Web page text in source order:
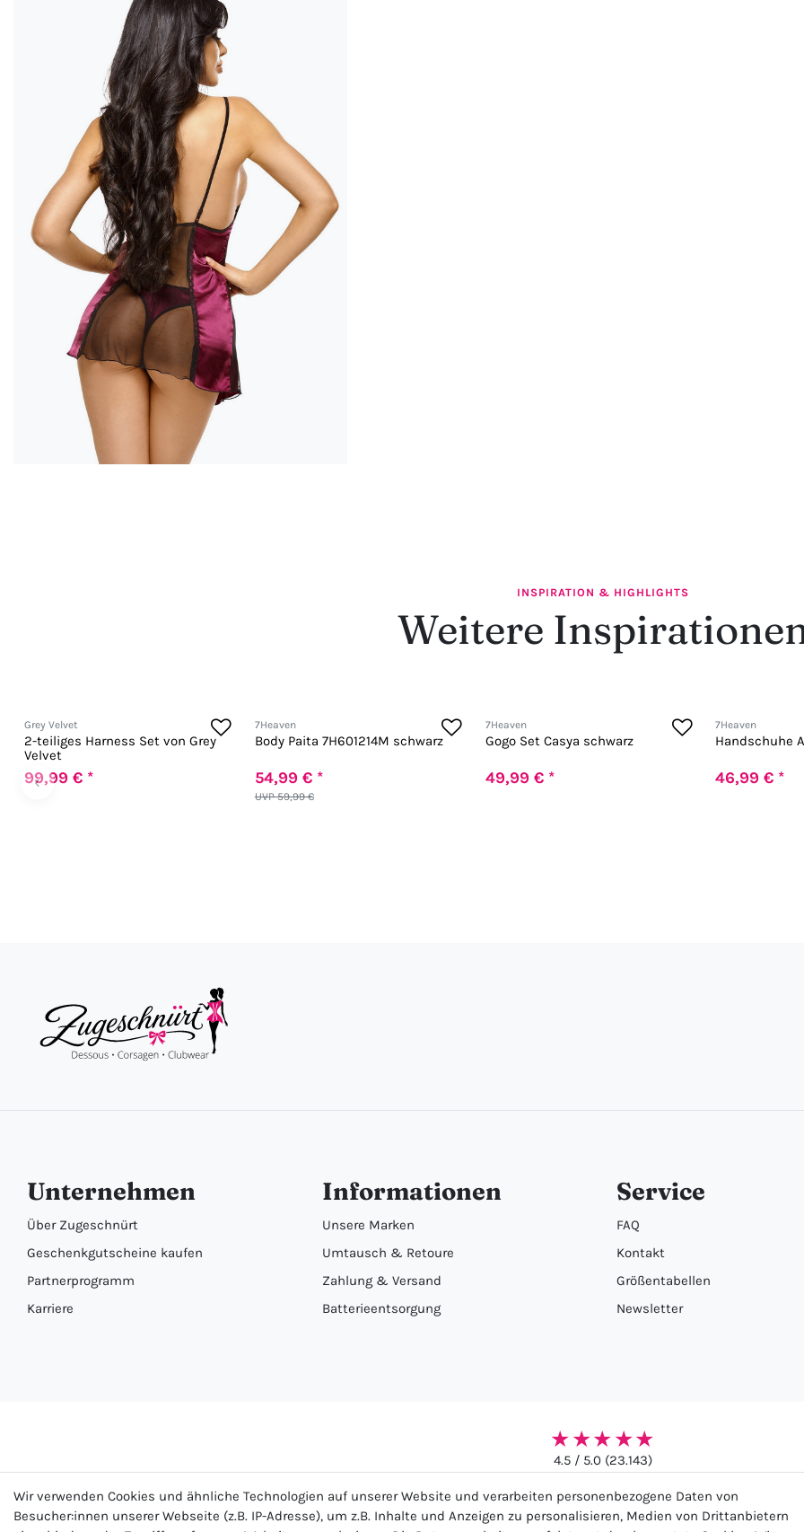
INSPIRATION & HIGHLIGHTS
Weitere
‹
Grey Velvet
2-teiliges Harness Set von Grey
Velvet
99,99 € *
7Heaven
Body Paita 7H601214M schwarz
UVP 59,99 €
54,99 € *
7Heaven
Gogo Set Casya schwarz
49,99 € *
7Heaven
Handschuhe
46,99 € *
Unternehmen
Über Zugeschnürt
Geschenkgutscheine kaufen
Partnerprogramm
Karriere
Informationen
Unsere Marken
Umtausch & Retoure
Zahlung & Versand
Batterieentsorgung
Service
FAQ
Kontakt
Größentabellen
Newsletter
★★★★★
4.5 / 5.0 (23.143)
Wir verwenden Cookies und ähnliche Technologien auf unserer Website und verarbeiten personenbezogene Daten von
Besucher:innen unserer Webseite (z.B. IP-Adresse), um z.B. Inhalte und Anzeigen zu personalisieren, Medien von Drittanbietern